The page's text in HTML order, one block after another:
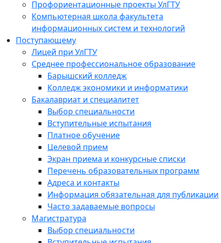
Профориентационные проекты УлГТУ
Компьютерная школа факультета
информационных систем и технологий
Поступающему
Лицей при УлГТУ
Среднее профессиональное образование
Барышский колледж
Колледж экономики и информатики
Бакалавриат и специалитет
Выбор специальности
Вступительные испытания
Платное обучение
Целевой прием
Экран приема и конкурсные списки
Перечень образовательных программ
Адреса и контакты
Информация обязательная для публикации
Часто задаваемые вопросы
Магистратура
Выбор специальности